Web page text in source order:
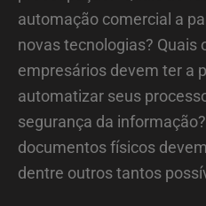
automação comercial a
novas tecnologias? Quais
empresários devem ter a
automatizar seus
segurança da
documentos físicos
dentre outros tantos